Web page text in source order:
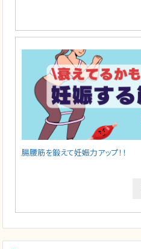
腸腰筋を鍛えて妊娠力アップ！！